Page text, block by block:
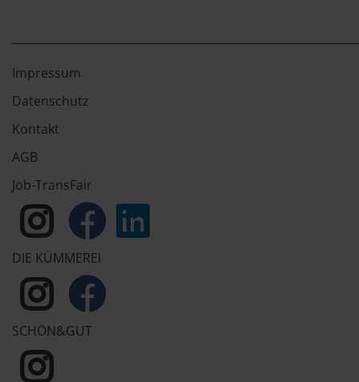
Impressum
Datenschutz
Kontakt
AGB
Job-TransFair
DIE KÜMMEREI
SCHÖN&GUT